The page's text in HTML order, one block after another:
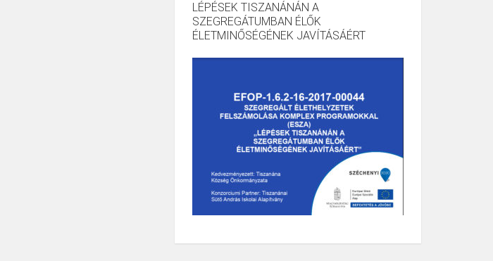
LÉPÉSEK TISZANÁNÁN A
SZEGREGÁTUMBAN ÉLŐK
ÉLETMINŐSÉGÉNEK JAVÍTÁSÁÉRT